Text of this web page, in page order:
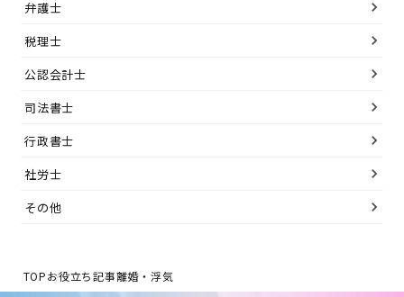
弁護士
税理士
公認会計士
司法書士
行政書士
社労士
その他
TOPお役立ち記事離婚・浮気